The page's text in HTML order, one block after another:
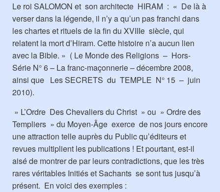
Le roi SALOMON et son architecte HIRAM : « De là à
verser dans la légende, il n’y a qu’un pas franchi dans
les chartes et rituels de la fin du XVIIIe siècle, qui
relatent la mort d’Hiram. Cette histoire n’a aucun lien
avec la Bible. » ( Le Monde des Religions – Hors-
Série N° 6 – La franc-maçonnerie – décembre 2008,
ainsi que Les SECRETS du TEMPLE N° 15 – juin
2010).
» L’Ordre Des Chevaliers du Christ » ou » Ordre des
Templiers » du Moyen-Âge exerce de nos jours encore
une attraction telle auprès du Public qu’éditeurs et
revues multiplient les publications ! Et pourtant, est-il
aisé de montrer de par leurs contradictions, que les très
rares véritables Initiés et Sachants se sont tus jusqu’à
présent. En voici des exemples :